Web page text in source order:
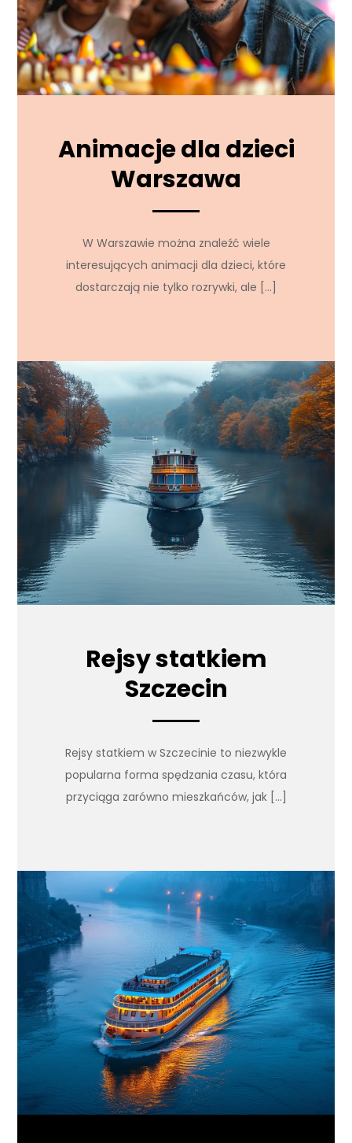
Animacje dla dzieci
Warszawa
W Warszawie można znaleźć wiele
interesujących animacji dla dzieci, które
dostarczają nie tylko rozrywki, ale […]
Rejsy statkiem
Szczecin
Rejsy statkiem w Szczecinie to niezwykle
popularna forma spędzania czasu, która
przyciąga zarówno mieszkańców, jak […]